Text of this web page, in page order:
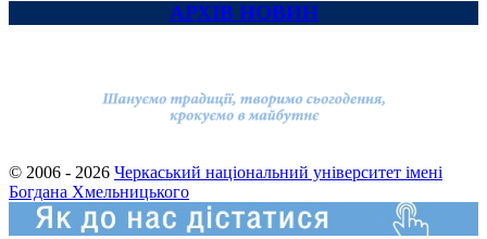
АРХІВ НОВИН
© 2006 - 2026 Черкаський національний університет імені
Богдана Хмельницького